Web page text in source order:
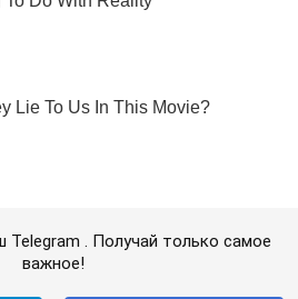
Telegram . Получай только самое
важное!